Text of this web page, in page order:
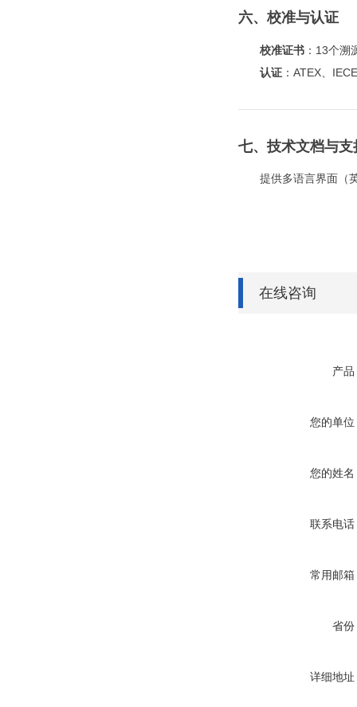
六、校准与认证
校准证书 ：13个
认证 ：ATEX、
七、技术文档与支
提供多语言界面（
在线咨询
产品
您的单位
您的姓名
联系电话
常用邮箱
省份
详细地址